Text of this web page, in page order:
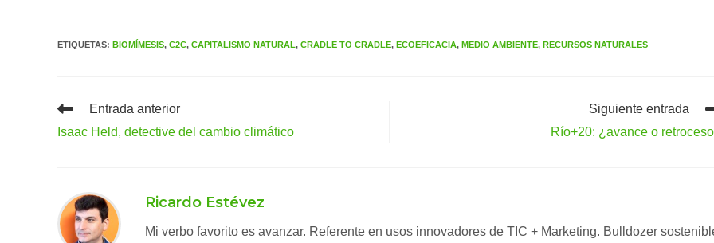
ETIQUETAS: BIOMÍMESIS, C2C, CAPITALISMO NATURAL, CRADLE TO CRADLE, ECOEFICACIA, MEDIO AMBIENTE, RECURSOS NATURALES
Leer
artículos
Entrada anterior
Isaac Held, detective del cambio climático
Siguiente entrada
Río+20: ¿avance o
Ricardo Estévez
Mi verbo favorito es avanzar. Referente en usos innovadores de TIC + Marketing. Bulldozer